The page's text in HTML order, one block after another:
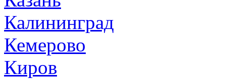
Калининград
Кемерово
Киров